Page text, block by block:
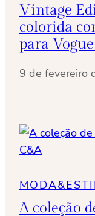
Vintage
colorida
para
9 de fevereiro
A coleção